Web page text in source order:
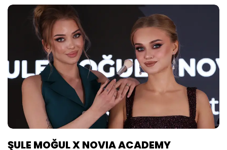
ŞULE MOĞUL X NOVIA ACADEMY